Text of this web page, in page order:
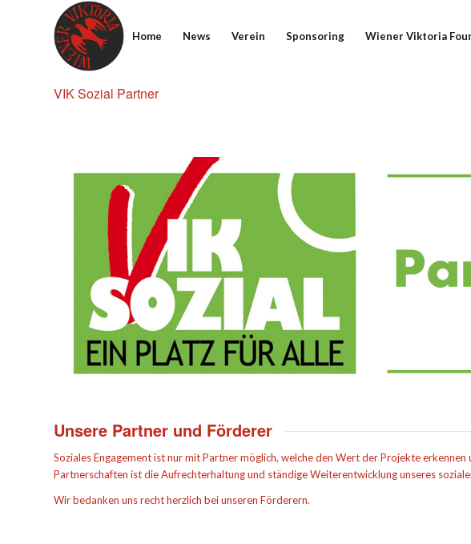
Home News Verein Sponsoring Wiener Viktoria
VIK Sozial Partner
Unsere Partner und Förderer
Soziales Engagement ist nur mit Partner möglich, welche den Wert der Projekte
Partnerschaften ist die Aufrechterhaltung und ständige Weiterentwicklung unseres
Wir bedanken uns recht herzlich bei unseren Förderern.